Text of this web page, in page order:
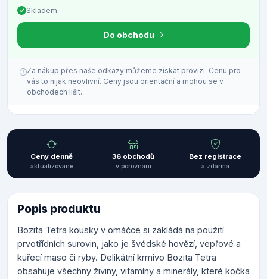
Skladem
Do obchodu
Za nákup přes naše odkazy můžeme získat provizi. Cenu pro
vás to nijak neovlivní. Ceny jsou orientační a mohou se v
obchodech lišit.
Ceny denně
aktualizované
36 obchodů
v porovnání
Bez registrace
a zdarma
Popis produktu
Bozita Tetra kousky v omáčce si zakládá na použití
prvotřídních surovin, jako je švédské hovězí, vepřové a
kuřecí maso či ryby. Delikátní krmivo Bozita Tetra
obsahuje všechny živiny, vitamíny a minerály, které kočka